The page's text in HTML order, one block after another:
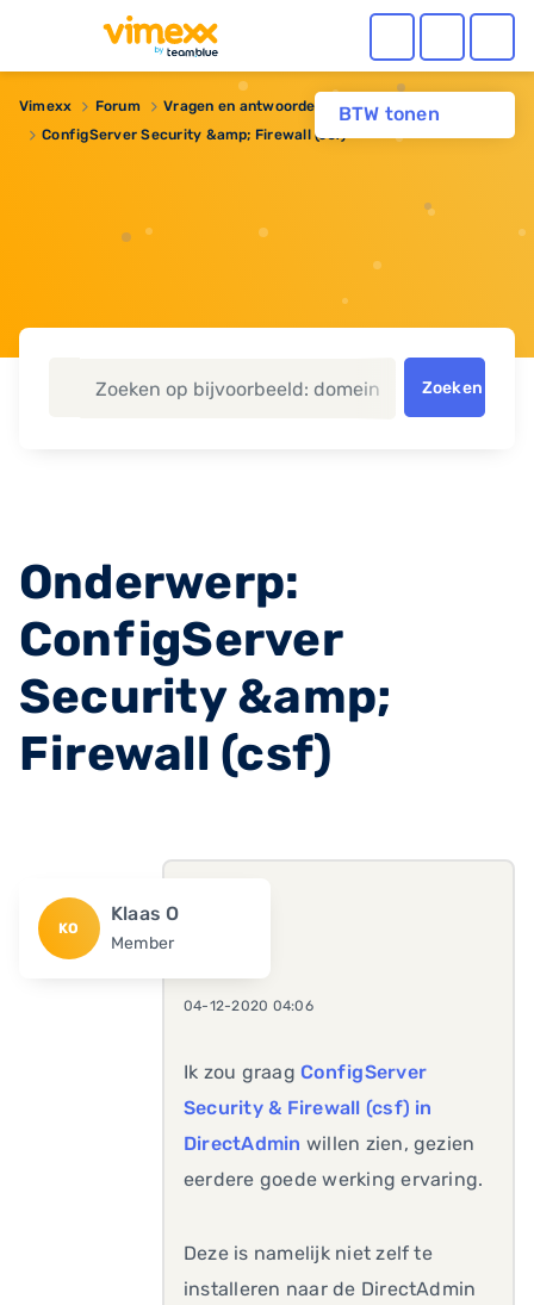
BTW tonen
Vimexx Forum Vragen en antwoorden
Reseller hosting
ConfigServer Security &amp; Firewall (csf)
Zoeken
Onderwerp:
ConfigServer
Security &amp;
Firewall (csf)
KO
Klaas O
Member
04-12-2020 04:06
Ik zou graagConfigServer
Security & Firewall (csf) in
DirectAdmin willen zien, gezien
eerdere goede werking ervaring.
Deze is namelijk niet zelf te
installeren naar de DirectAdmin